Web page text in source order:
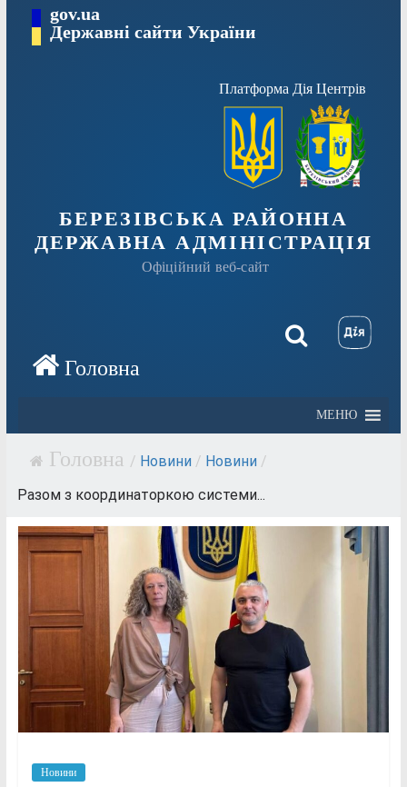
Перейтиgov.ua
Державні сайти України
Платформа Дія Центрів
БЕРЕЗІВСЬКА РАЙОННА
ДЕРЖАВНА АДМІНІСТРАЦІЯ
Офіційний веб-сайт
МЕНЮ
/ Новини / Новини /
Разом з координаторкою системи...
Новини